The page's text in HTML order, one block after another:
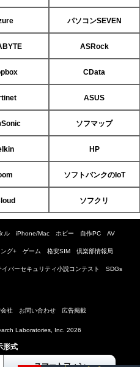
パソコンSEVEN
ASRock
CData
ASUS
ソフマップ
HP
ソフトバンクのIoT
ソフクリ
ル iPhone/Mac ホビー 自作PC AV
グ+ ゲーム 格安SIM 倶楽部情報局
イバーセキュリティ小説コンテスト SDGs
社 お問い合わせ 広告掲載
Laboratories, Inc. 2026
形式